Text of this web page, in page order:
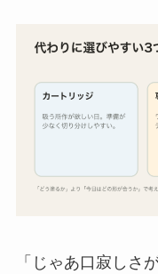
「じゃあ口寂しさ